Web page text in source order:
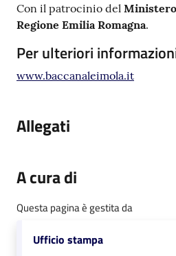
Con il patrocinio del
Regione Emilia Romagna.
Per ulteriori
www.baccanaleimola.it
Allegati
A cura di
Questa pagina è gestita da
Ufficio stampa